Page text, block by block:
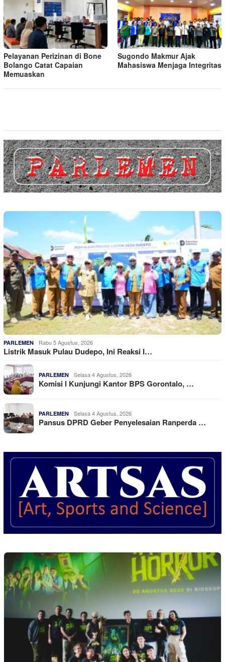
Pelayanan Perizinan di Bone
Bolango Catat Capaian
Memuaskan
Sugondo Makmur Ajak
Mahasiswa Menjaga Integritas
PARLEMEN Rabu 5 Agustus, 2026
Listrik Masuk Pulau Dudepo, Ini Reaksi I…
PARLEMEN Selasa 4 Agustus, 2026
Komisi I Kunjungi Kantor BPS Gorontalo, …
PARLEMEN Selasa 4 Agustus, 2026
Pansus DPRD Geber Penyelesaian Ranperda …